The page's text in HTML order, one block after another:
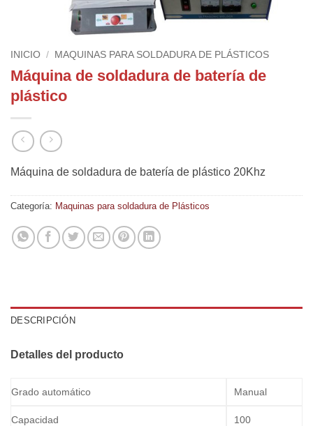
INICIO / MAQUINAS PARA SOLDADURA DE PLÁSTICOS
Máquina de soldadura de batería de
plástico
Máquina de soldadura de batería de plástico 20Khz
Categoría: Maquinas para soldadura de Plásticos
DESCRIPCIÓN
Detalles del producto
Grado automático Manual
Capacidad 100